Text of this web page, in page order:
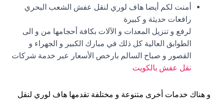
أمنت لكم أيضا هاف لوري لنقل عفش الشعب البحري
رافعات حديثة و كبيرة
لرفع و تنزيل المعدات و الآلات بكافة أحجامها من و الى
الطوابق العالية كل ذلك في مبارك الكبير و الجهراء و
القصور و صباح السالم بارخص الأسعار عبر خدمة شركات
نقل عفش بالكويت
و هناك خدمات أخرى متنوعة و مختلفة تقدمها هاف لوري لنقل